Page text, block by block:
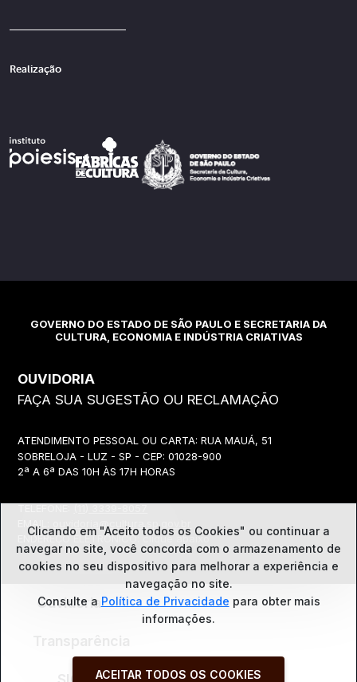
Realização
GOVERNO DO ESTADO DE SÃO PAULO E SECRETARIA DA
CULTURA, ECONOMIA E INDÚSTRIA CRIATIVAS
OUVIDORIA
FAÇA SUA SUGESTÃO OU RECLAMAÇÃO
ATENDIMENTO PESSOAL OU CARTA: RUA MAUÁ, 51
SOBRELOJA - LUZ - SP - CEP: 01028-900
2ª A 6ª DAS 10H ÀS 17H HORAS
EMAIL:
ouvidoria@cultura.sp.gov.br
ENDEREÇO ELETRÔNICO: clique abaixo
Ouvidoria
Clicando em "Aceito todos os Cookies" ou continuar a
navegar no site, você concorda com o armazenamento de
cookies no seu dispositivo para melhorar a experiência e
navegação no site.
Consulte a Política de Privacidade para obter mais
informações.
ACEITAR TODOS OS COOKIES